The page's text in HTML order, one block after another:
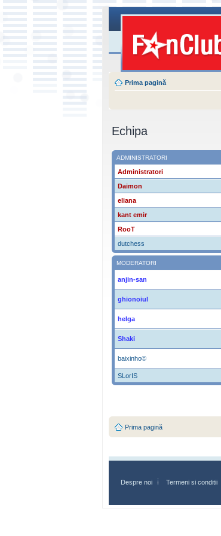
Prima pagină
Echipa
ADMINISTRATORI
Administratori
Daimon
eliana
kant emir
RooT
dutchess
MODERATORI
anjin-san
ghionoiul
helga
Shaki
baixinho©
SLorIS
Prima pagină
Despre noi Termeni si conditii